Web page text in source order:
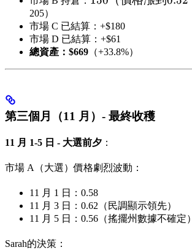
帳戶價
值
0.52，
帳戶價
值
205）
市場 C 已結算：+$180
市場 D 已結算：+$61
總資產：$669 （+33.8%）
第三個月（11 月）- 最終收穫
11 月 1-5 日 - 大選前夕 ：
市場 A（大選）價格劇烈波動：
11 月 1 日：0.58
11 月 3 日：0.62（民調顯示領先）
11 月 5 日：0.56（搖擺州數據不確定）
Sarah的決策：